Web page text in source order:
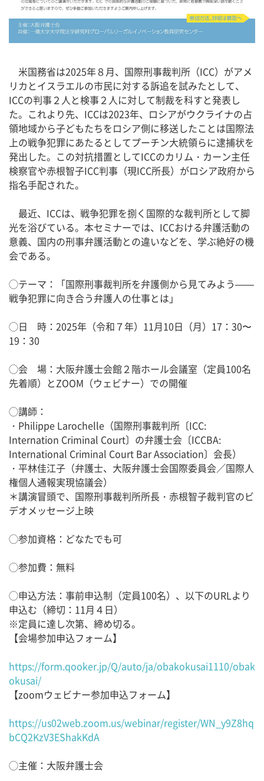
米国務省は2025年８月、国際刑事裁判所（ICC）がアメ
リカとイスラエルの市民に対する訴追を試みたとして、
ICCの判事２人と検事２人に対して制裁を科すと発表し
た。これより先、ICCは2023年、ロシアがウクライナの占
領地域から子どもたちをロシア側に移送したことは国際法
上の戦争犯罪にあたるとしてプーチン大統領らに逮捕状を
発出した。この対抗措置としてICCのカリム・カーン主任
検察官や赤根智子ICC判事（現ICC所長）がロシア政府から
指名手配された。
最近、ICCは、戦争犯罪を捌く国際的な裁判所として脚
光を浴びている。本セミナーでは、ICCおける弁護活動の
意義、国内の刑事弁護活動との違いなどを、学ぶ絶好の機
会である。
◯テーマ：「国際刑事裁判所を弁護側から見てみよう——
戦争犯罪に向き合う弁護人の仕事とは」
◯日 時：2025年（令和７年）11月10日（月）17：30〜
19：30
◯会 場：大阪弁護士会館２階ホール会議室（定員100名
先着順）とZOOM（ウェビナー）での開催
◯講師：
・Philippe Larochelle（国際刑事裁判所〔ICC:
Internation Criminal Court〕の弁護士会〔ICCBA:
International Criminal Court Bar Association〕会長）
・平林佳江子（弁護士、大阪弁護士会国際委員会／国際人
権個人通報実現協議会）
＊講演冒頭で、国際刑事裁判所所長・赤根智子裁判官のビ
デオメッセージ上映
◯参加資格：どなたでも可
◯参加費：無料
◯申込方法：事前申込制（定員100名）、以下のURLより
申込む（締切：11月４日）
※定員に達し次第、締め切る。
【会場参加申込フォーム】
https://form.qooker.jp/Q/auto/ja/obakokusai1110/obak
okusai/
【zoomウェビナー参加申込フォーム】
https://us02web.zoom.us/webinar/register/WN_y9Z8hq
bCQ2KzV3EShakKdA
◯主催：大阪弁護士会